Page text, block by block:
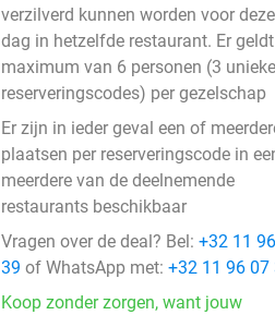
verzilverd kunnen worden voor
dag in hetzelfde restaurant. Er
maximum van 6 personen (3 unieke
reserveringscodes) per gezelschap
Er zijn in ieder geval een of
plaatsen per reserveringscode in
meerdere van de deelnemende
restaurants beschikbaar
Vragen over de deal? Bel: +32 11
39 of WhatsApp met: +32 11 96 07
Koop zonder zorgen, want jouw